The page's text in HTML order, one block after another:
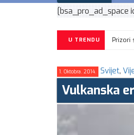
[bsa_pro_ad_space
U TRENDU
1. Oktobra. 2014. Svijet,
Vulkanska